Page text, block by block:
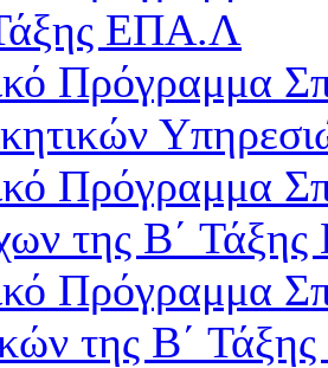
ΕΠΑ.Λ
Πρόγραμμα
Πρόγραμμα
της Β΄
Πρόγραμμα
της Β΄